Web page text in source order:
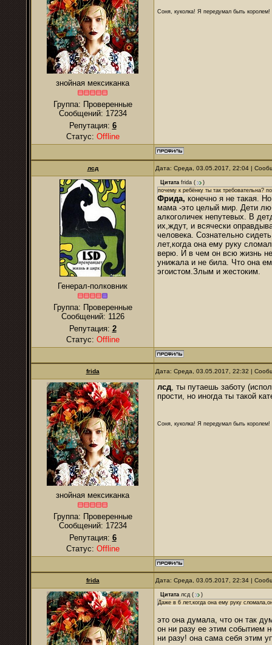
знойная мексиканка
Группа: Проверенные
Сообщений: 17234
Репутация: 6
Статус: Offline
Соня, куколка! Я передумал быть
лсд Дата: Среда, 03.05.2017, 22:04 |
Генерал-полковник
Группа: Проверенные
Сообщений: 1126
Репутация: 2
Статус: Offline
Цитата frida (
)
почему к ребёнку ты так требовательна?
Фрида, конечно я не такая.
мама -это целый мир. Дети
алкоголичек непутевых. В
их,ждут, и всячески
человека. Сознательно
лет,когда она ему руку
верю. И в чем он всю жизнь
унижала и не била. Что она
эгоистом.Злым и жестоким.
frida Дата: Среда, 03.05.2017, 22:32 |
знойная мексиканка
Группа: Проверенные
Сообщений: 17234
Репутация: 6
Статус: Offline
лсд, ты путаешь заботу
прости, но иногда ты такой
Соня, куколка! Я передумал быть
frida Дата: Среда, 03.05.2017, 22:34 |
Цитата лсд (
)
Даже в 6 лет,когда она ему руку
это она думала, что он так
он ни разу ее этим событием
ни разу! она сама себя этим